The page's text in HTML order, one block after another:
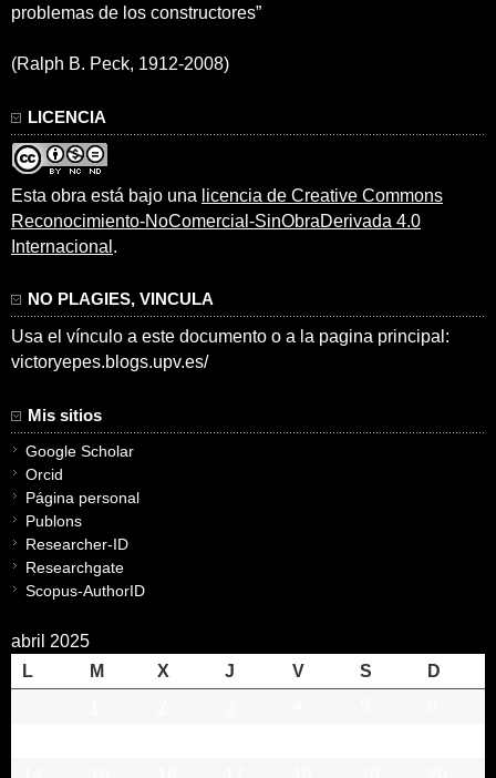
problemas de los constructores”
(Ralph B. Peck, 1912-2008)
LICENCIA
Esta obra está bajo una licencia de Creative Commons
Reconocimiento-NoComercial-SinObraDerivada 4.0
Internacional .
NO PLAGIES, VINCULA
Usa el vínculo a este documento o a la pagina principal:
victoryepes.blogs.upv.es/
Mis sitios
Google Scholar
Orcid
Página personal
Publons
Researcher-ID
Researchgate
Scopus-AuthorID
abril 2025
L
M X J V S
D